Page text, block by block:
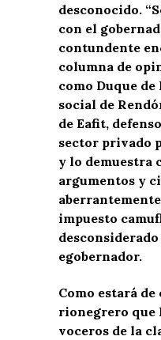
desconocido.
con el
contundente
columna de
como Duque
social de
de Eafit,
sector privado
y lo demuestra
argumentos y
impuesto
egobernador.
Como estará
rionegrero que
voceros de la